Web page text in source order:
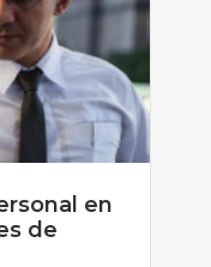
en
de